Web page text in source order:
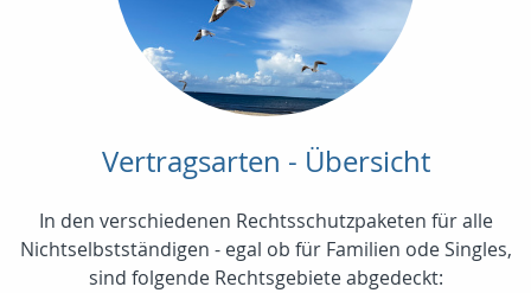
Vertragsarten - Übersicht
In den verschiedenen Rechtsschutzpaketen für alle
Nichtselbstständigen - egal ob für Familien ode Singles,
sind folgende Rechtsgebiete abgedeckt: